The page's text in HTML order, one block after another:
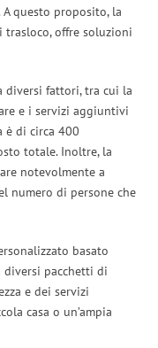
A questo proposito, la
trasloco, offre soluzioni
diversi fattori, tra cui la
e i servizi aggiuntivi
è di circa 400
totale. Inoltre, la
notevolmente a
numero di persone che
basato
diversi pacchetti di
e dei servizi
casa o un’ampia